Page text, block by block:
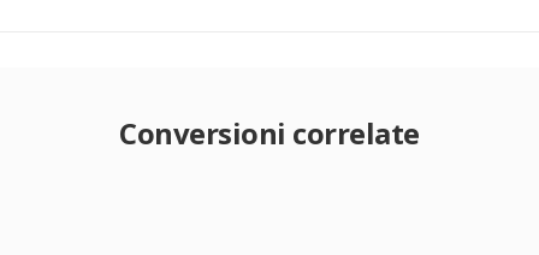
Conversioni correlate